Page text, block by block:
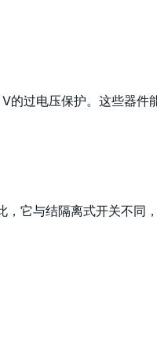
过电压保护。这些器
它与结隔离式开关不同